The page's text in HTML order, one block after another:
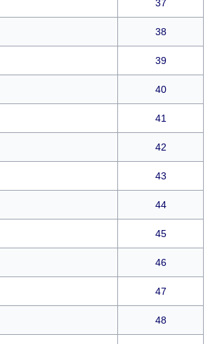
37
38
39
40
41
42
43
44
45
46
47
48